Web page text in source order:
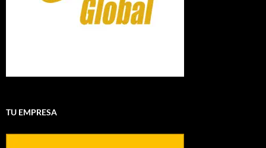
TU EMPRESA